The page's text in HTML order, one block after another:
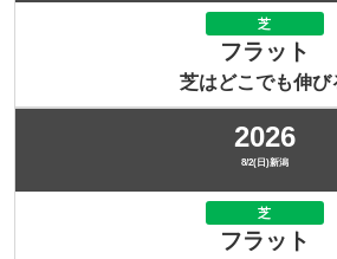
芝
フラット
芝はどこでも伸び
2026
8/2(日)新潟
芝
フラット